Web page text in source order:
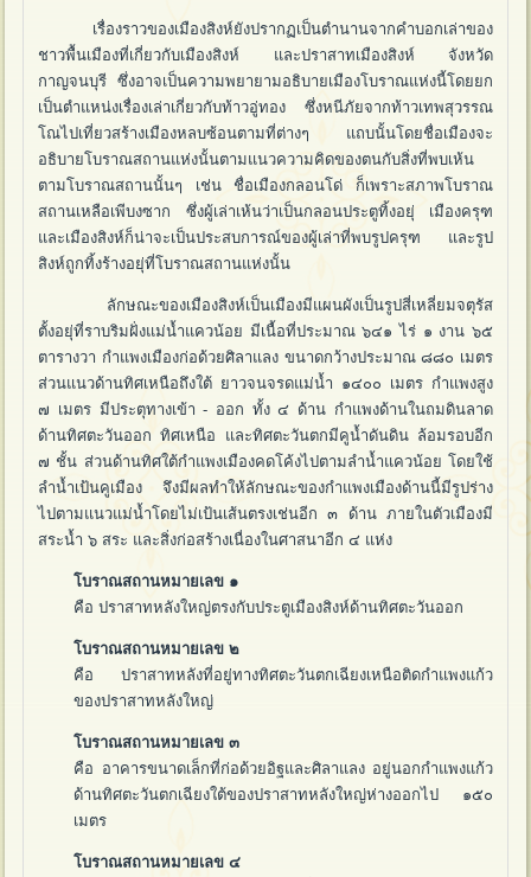
เรื่องราวของเมืองสิงห์ยังปรากฏเป็นตำนานจากคำบอกเล่าของ
ชาวพื้นเมืองที่เกี่ยวกับเมืองสิงห์ และปราสาทเมืองสิงห์ จังหวัด
กาญจนบุรี ซึ่งอาจเป็นความพยายามอธิบายเมืองโบราณแห่งนี้โดยยก
เป็นตำแหน่งเรื่องเล่าเกี่ยวกับท้าวอู่ทอง ซึ่งหนีภัยจากท้าวเทพสุวรรณ
โณไปเที่ยวสร้างเมืองหลบซ้อนตามที่ต่างๆ แถบนั้นโดยชื่อเมืองจะ
อธิบายโบราณสถานแห่งนั้นตามแนวความคิดของตนกับสิ่งที่พบเห้น
ตามโบราณสถานนั้นๆ เช่น ชื่อเมืองกลอนโด่ ก็เพราะสภาพโบราณ
สถานเหลือเพีบงซาก ซึ่งผู้เล่าเห้นว่าเป็นกลอนประตูทิ้งอยุ่ เมืองครุฑ
และเมืองสิงห์ก็น่าจะเป็นประสบการณ์ของผู้เล่าที่พบรูปครุฑ และรูป
สิงห์ถูกทิ้งร้างอยุ่ที่โบราณสถานแห่งนั้น
ลักษณะของเมืองสิงห์เป็นเมืองมีแผนผังเป็นรูปสี่เหลี่ยมจตุรัส
ตั้งอยุ่ที่ราบริมฝั่งแม่น้ำแควน้อย มีเนื้อที่ประมาณ ๖๔๑ ไร่ ๑ งาน ๖๕
ตารางวา กำแพงเมืองก่อด้วยศิลาแลง ขนาดกว้างประมาณ ๘๘๐ เมตร
ส่วนแนวด้านทิศเหนือถึงใต้ ยาวจนจรดแม่น้ำ ๑๔๐๐ เมตร กำแพงสูง
๗ เมตร มีประตุทางเข้า - ออก ทั้ง ๔ ด้าน กำแพงด้านในถมดินลาด
ด้านทิศตะวันออก ทิศเหนือ และทิศตะวันตกมีคูน้ำดันดิน ล้อมรอบอีก
๗ ชั้น ส่วนด้านทิศใต้กำแพงเมืองคดโค้งไปตามลำน้ำแควน้อย โดยใช้
ลำน้ำเป้นคูเมือง จึงมีผลทำให้ลักษณะของกำแพงเมืองด้านนี้มีรูปร่าง
ไปตามแนวแม่น้ำโดยไม่เป้นเส้นตรงเช่นอีก ๓ ด้าน ภายในตัวเมืองมี
สระน้ำ ๖ สระ และสิ่งก่อสร้างเนื่องในศาสนาอีก ๔ แห่ง
โบราณสถานหมายเลข ๑
คือ ปราสาทหลังใหญ่ตรงกับประตูเมืองสิงห์ด้านทิศตะวันออก
โบราณสถานหมายเลข ๒
คือ ปราสาทหลังที่อยู่ทางทิศตะวันตกเฉียงเหนือติดกำแพงแก้ว
ของปราสาทหลังใหญ่
โบราณสถานหมายเลข ๓
คือ อาคารขนาดเล็กที่ก่อด้วยอิฐและศิลาแลง อยู่นอกกำแพงแก้ว
ด้านทิศตะวันตกเฉียงใต้ของปราสาทหลังใหญ่ห่างออกไป ๑๕๐
เมตร
โบราณสถานหมายเลข ๔